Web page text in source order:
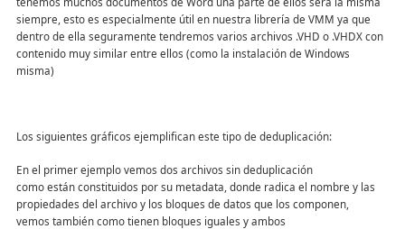
siempre, esto es especialmente útil en nuestra librería de VMM ya que
dentro de ella seguramente tendremos varios archivos .VHD o .VHDX con
contenido muy similar entre ellos (como la instalación de Windows
misma)
Los siguientes gráficos ejemplifican este tipo de deduplicación:
En el primer ejemplo vemos dos archivos sin deduplicación
como están constituidos por su metadata, donde radica el nombre y las
propiedades del archivo y los bloques de datos que los componen,
vemos también como tienen bloques iguales y ambos